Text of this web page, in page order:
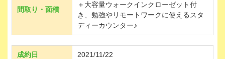
間取り・面積
＋大容量ウォークインクローゼット付
き、勉強やリモートワークに使えるスタ
ディーカウンター♪
成約日 2021/11/22